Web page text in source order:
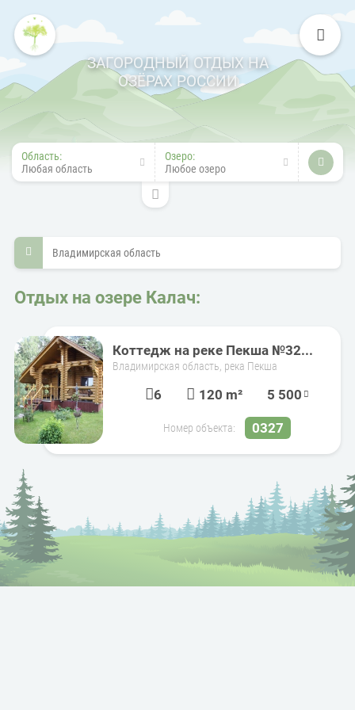
ЗАГОРОДНЫЙ ОТДЫХ НА
ОЗЁРАХ РОССИИ
Область:
Любая область
Озеро:
Любое озеро
Владимирская область
Отдых на озере Калач:
Коттедж на реке Пекша №32...
Владимирская область, река Пекша
6 120 m² 5 500
Номер объекта: 0327